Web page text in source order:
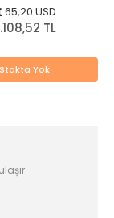
65,20 USD
TL
Stokta Yok